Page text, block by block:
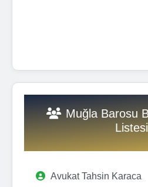
Muğla Barosu
Listesi
Avukat Tahsin Karaca